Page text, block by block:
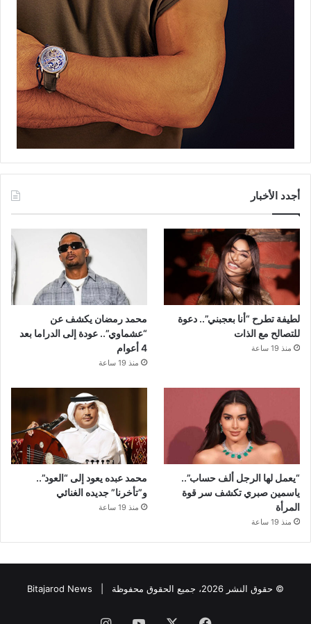
أجدد الأخبار
لطيفة تطرح “أنا بعجبني”.. دعوة
للتصالح مع الذات
منذ 19 ساعة
محمد رمضان يكشف عن
“عشماوي”.. عودة إلى الدراما بعد
4 أعوام
منذ 19 ساعة
“يعمل لها الرجل ألف حساب”..
ياسمين صبري تكشف سر قوة
المرأة
منذ 19 ساعة
محمد عبده يعود إلى “العود”..
و”تأخرنا” جديده الغنائي
منذ 19 ساعة
© حقوق النشر 2026، جميع الحقوق محفوظة | Bitajarod News